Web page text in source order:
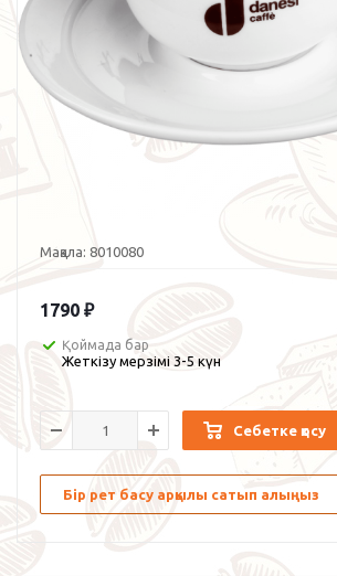
Мақала: 8010080
1790 ₽
Қоймада бар
Жеткізу мерзімі 3-5 күн
Себетке қосу
Бір рет басу арқылы сатып алыңыз